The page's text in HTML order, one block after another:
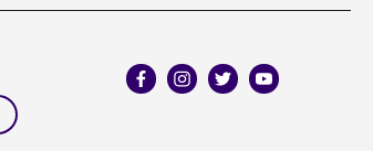
facebookinstagram
twitteryoutube